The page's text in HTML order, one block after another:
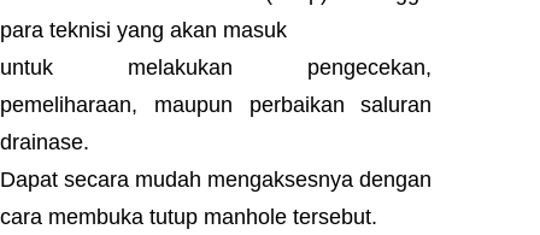
para teknisi yang akan masuk
untuk melakukan pengecekan,
pemeliharaan, maupun perbaikan saluran
drainase.
Dapat secara mudah mengaksesnya dengan
cara membuka tutup manhole tersebut.